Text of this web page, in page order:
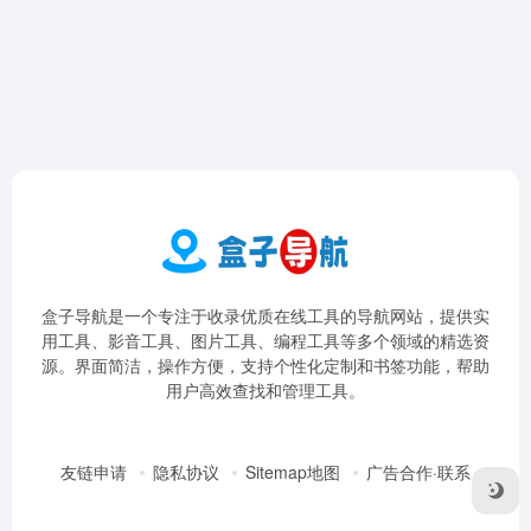
盒子导航是一个专注于收录优质在线工具的导航网站，提供实
用工具、影音工具、图片工具、编程工具等多个领域的精选资
源。界面简洁，操作方便，支持个性化定制和书签功能，帮助
用户高效查找和管理工具。
友链申请 隐私协议 Sitemap地图 广告合作·联系